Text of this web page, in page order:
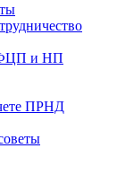
и НП
ПРНД